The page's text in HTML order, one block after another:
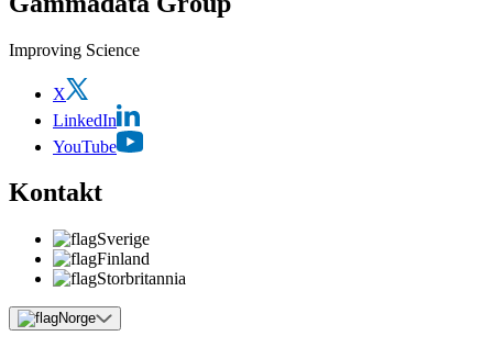
Improving Science
X
LinkedIn
YouTube
Kontakt
Sverige
Finland
Storbritannia
Norge